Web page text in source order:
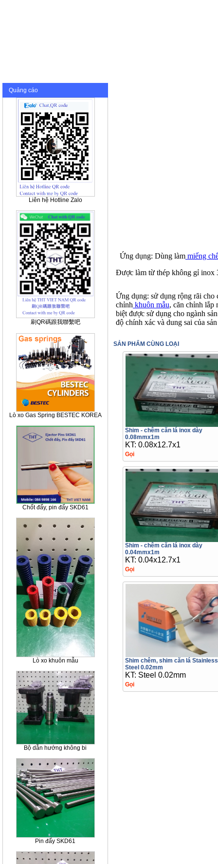
Quảng cáo
Liên hệ Hotline Zalo
刷QR碼跟我聯繫吧
Lò xo Gas Spring BESTEC KOREA
Chốt đẩy, pin đẩy SKD61
Lò xo khuôn mẫu
Bộ dẫn hướng không bi
Pin đẩy SKD61
Ứng dụng: Dùng làm miếng
Được làm từ thép không gỉ inox
Ứng dụng: sử dụng rộng rãi cho
chỉnh khuôn mẫu, căn chỉnh lắp
biệt được sử dụng cho ngành
độ chính xác và dung sai của
SẢN PHẨM CÙNG LOẠI
Shim - chêm căn lá inox dày
0.08mmx1m
KT: 0.08x12.7x1
Gọi
Shim - chêm căn lá inox dày
0.04mmx1m
KT: 0.04x12.7x1
Gọi
Shim chêm, shim căn lá Stainless
Steel 0.02mm
KT: Steel 0.02mm
Gọi